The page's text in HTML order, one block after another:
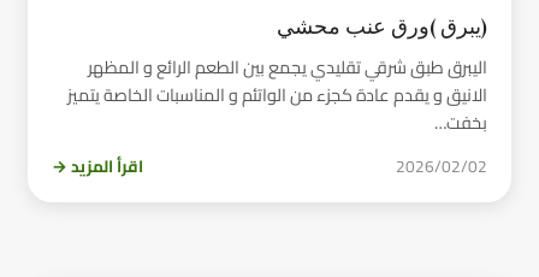
(يبرق )ورق عنب محشي
اليبرق طبق شرقي تقليدي يجمع بين الطعم الرائع و المظهر
الانيق و يقدم عادة كجزء من الواتئم و المناسبات الخاصة يتميز
بخفت…
2026/02/02 اقرأ المزيد →